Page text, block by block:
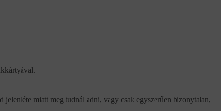
jelenléte miatt meg tudnál adni, vagy csak egyszerűen bizonytalan,